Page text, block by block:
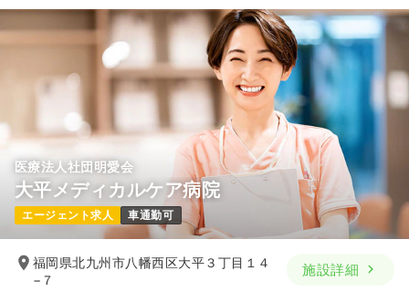
医療法人社団明愛会
大平メディカルケア病院
エージェント求人 車通勤可
福岡県北九州市八幡西区大平３丁目１４
−７
施設詳細